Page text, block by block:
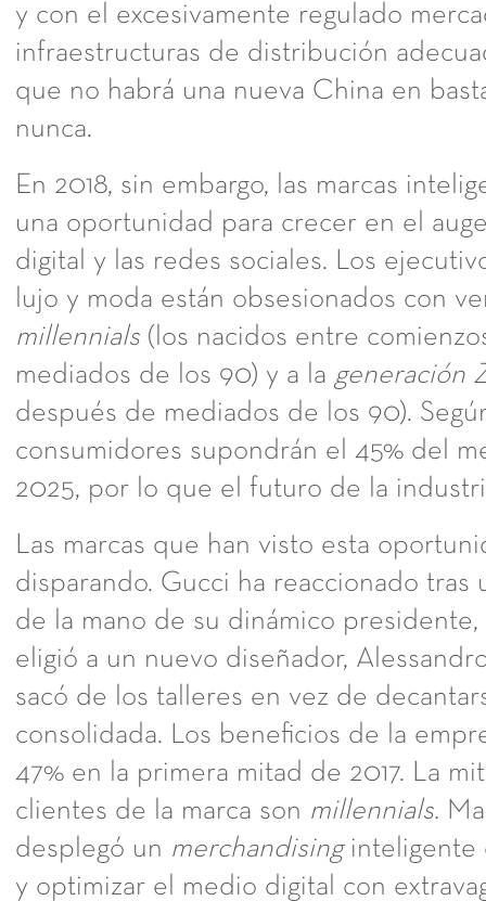
y con el excesivamente regulado
infraestructuras de distribución
que no habrá una nueva China en
nunca.
En 2018, sin embargo, las marcas
una oportunidad para crecer en el
digital y las redes sociales. Los
lujo y moda están obsesionados con
millennials (los nacidos entre
mediados de los 90) y a la generación
después de mediados de los 90).
consumidores supondrán el 45% del
2025, por lo que el futuro de la
Las marcas que han visto esta
disparando. Gucci ha reaccionado tras
de la mano de su dinámico presidente,
eligió a un nuevo diseñador,
sacó de los talleres en vez de
consolidada. Los beneficios de la
47% en la primera mitad de 2017. La
clientes de la marca son millennials.
desplegó un merchandisinginteligente
y optimizar el medio digital con